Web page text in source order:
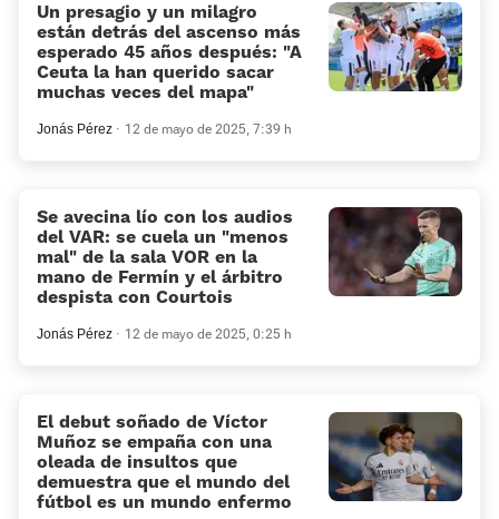
Un presagio y un milagro
están detrás del ascenso más
esperado 45 años después: “A
Ceuta la han querido sacar
muchas veces del mapa”
Jonás Pérez 12 de mayo de 2025, 7:39 h
Se avecina lío con los audios
del VAR: se cuela un «menos
mal» de la sala VOR en la
mano de Fermín y el árbitro
despista con Courtois
Jonás Pérez 12 de mayo de 2025, 0:25 h
El debut soñado de Víctor
Muñoz se empaña con una
oleada de insultos que
demuestra que el mundo del
fútbol es un mundo enfermo